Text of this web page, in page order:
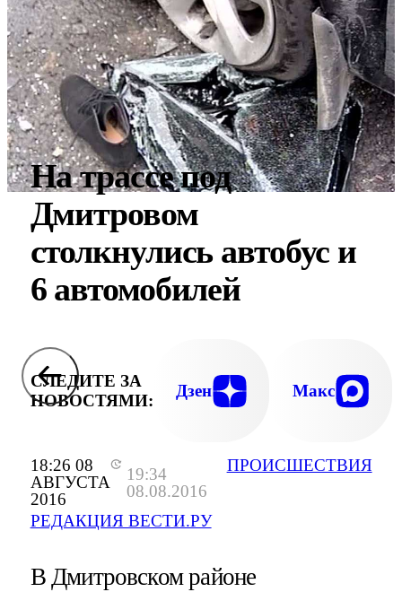
18:26 08
АВГУСТА
2016
19:34
08.08.2016
РЕДАКЦИЯ ВЕСТИ.РУ
ПРОИСШЕСТВИЯ
На трассе под
Дмитровом
столкнулись автобус и
6 автомобилей
СЛЕДИТЕ ЗА
НОВОСТЯМИ:
Дзен Макс
В Дмитровском районе